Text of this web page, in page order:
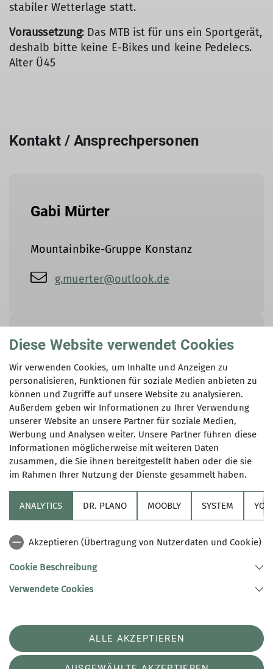
stabiler Wetterlage statt.
Voraussetzung: Das MTB ist für uns ein Sportgerät,
deshalb bitte keine E-Bikes und keine Pedelecs.
Alter Ü45
Kontakt / Ansprechpersonen
Gabi Mürter
Mountainbike-Gruppe Konstanz
g.muerter@outlook.de
Manuel Zepf
Mountainbike-Gruppe Konstanz
manuel.zepf@walter-zepf.de
Links
Sektion Konstanz des Deutschen Alpenvereins e.V.
Telefon +49 (0)7531-21794
Diese Website verwendet Cookies
Wir verwenden Cookies, um Inhalte und Anzeigen zu
personalisieren, Funktionen für soziale Medien anbieten zu
können und Zugriffe auf unsere Website zu analysieren.
Außerdem geben wir Informationen zu Ihrer Verwendung
unserer Website an unsere Partner für soziale Medien,
Werbung und Analysen weiter. Unsere Partner führen diese
Informationen möglicherweise mit weiteren Daten
zusammen, die Sie ihnen bereitgestellt haben oder die sie
im Rahmen Ihrer Nutzung der Dienste gesammelt haben.
ANALYTICS DR. PLANO MOOBLY SYSTEM
Akzeptieren (Übertragung von Nutzerdaten und Cookie)
Cookie Beschreibung
Verwendete Cookies
ALLE AKZEPTIEREN